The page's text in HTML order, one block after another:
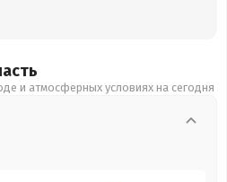
и атмосферных условиях на сегодня